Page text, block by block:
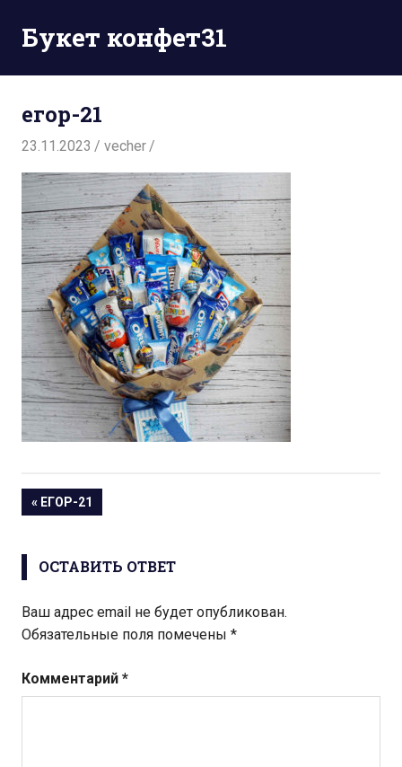
содержимому
Букет конфет31
егор-21
23.11.2023 vecher
Навигация
записям
« ЕГОР-21
ОСТАВИТЬ ОТВЕТ
Ваш адрес email не будет опубликован.
Обязательные поля помечены *
Комментарий *